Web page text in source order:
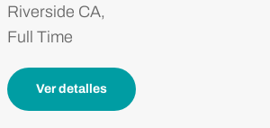
Riverside CA,
Full Time
Ver detalles